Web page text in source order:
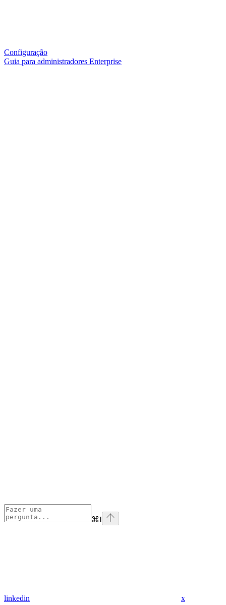
Configuração
Guia para administradores Enterprise
⌘I
linkedin x